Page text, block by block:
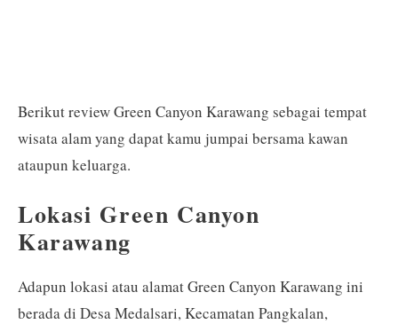
Berikut review Green Canyon Karawang sebagai tempat
wisata alam yang dapat kamu jumpai bersama kawan
ataupun keluarga.
Lokasi Green Canyon
Karawang
Adapun lokasi atau alamat Green Canyon Karawang ini
berada di Desa Medalsari, Kecamatan Pangkalan,